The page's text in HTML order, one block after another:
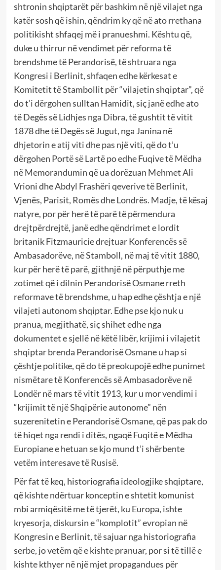
shtronin shqiptarët për bashkim në një vilajet nga
katër sosh që ishin, qëndrim ky që në ato rrethana
politikisht shfaqej më i pranueshmi. Kështu që,
duke u thirrur në vendimet për reforma të
brendshme të Perandorisë, të shtruara nga
Kongresi i Berlinit, shfaqen edhe kërkesat e
Komitetit të Stambollit për “vilajetin shqiptar”, që
do t’i dërgohen sulltan Hamidit, siç janë edhe ato
të Degës së Lidhjes nga Dibra, të gushtit të vitit
1878 dhe të Degës së Jugut, nga Janina në
dhjetorin e atij viti dhe pas një viti, që do t’u
dërgohen Portë së Lartë po edhe Fuqive të Mëdha
në Memorandumin që ua dorëzuan Mehmet Ali
Vrioni dhe Abdyl Frashëri qeverive të Berlinit,
Vjenës, Parisit, Romës dhe Londrës. Madje, të kësaj
natyre, por për herë të parë të përmendura
drejtpërdrejtë, janë edhe qëndrimet e lordit
britanik Fitzmauricie drejtuar Konferencës së
Ambasadorëve, në Stamboll, në maj të vitit 1880,
kur për herë të parë, gjithnjë në përputhje me
zotimet që i dilnin Perandorisë Osmane rreth
reformave të brendshme, u hap edhe çështja e një
vilajeti autonom shqiptar. Edhe pse kjo nuk u
pranua, megjithatë, siç shihet edhe nga
dokumentet e sjellë në këtë libër, krijimi i vilajetit
shqiptar brenda Perandorisë Osmane u hap si
çështje politike, që do të preokupojë edhe punimet
nismëtare të Konferencës së Ambasadorëve në
Londër në mars të vitit 1913, kur u mor vendimi i
“krijimit të një Shqipërie autonome” nën
suzerenitetin e Perandorisë Osmane, që pas pak do
të hiqet nga rendi i ditës, ngaqë Fuqitë e Mëdha
Europiane e hetuan se kjo mund t’i shërbente
vetëm interesave të Rusisë.
Për fat të keq, historiografia ideologjike shqiptare,
që kishte ndërtuar konceptin e shtetit komunist
mbi armiqësitë me të tjerët, ku Europa, ishte
kryesorja, diskursin e “komplotit” evropian në
Kongresin e Berlinit, të sajuar nga historiografia
serbe, jo vetëm që e kishte pranuar, por si të tillë e
kishte kthyer në një mjet propagandues për